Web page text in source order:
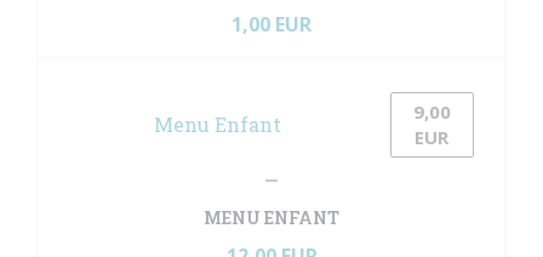
1,00 EUR
Menu Enfant
9,00
EUR
MENU ENFANT